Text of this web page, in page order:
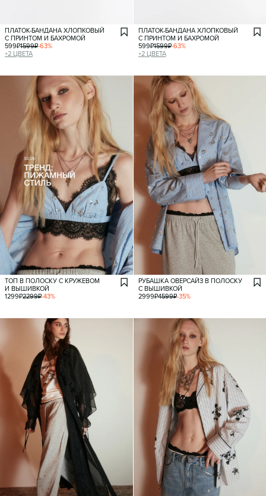
ПЛАТОК-БАНДАНА ХЛОПКОВЫЙ
С ПРИНТОМ И БАХРОМОЙ
599₽1599₽-63%
+2 ЦВЕТА
ПЛАТОК-БАНДАНА ХЛОПКОВЫЙ
С ПРИНТОМ И БАХРОМОЙ
599₽1599₽-63%
+2 ЦВЕТА
ТОП В ПОЛОСКУ С КРУЖЕВОМ
И ВЫШИВКОЙ
1299₽2299₽-43%
РУБАШКА ОВЕРСАЙЗ В ПОЛОСКУ
С ВЫШИВКОЙ
2999₽4599₽-35%